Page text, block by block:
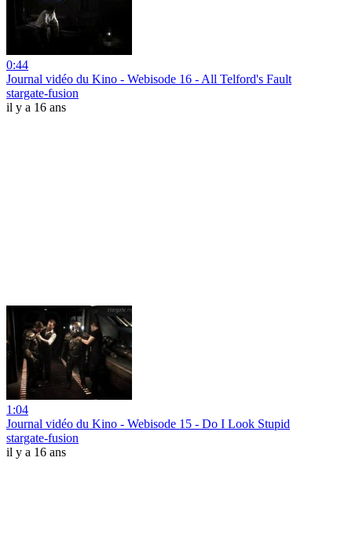
0:44
Journal vidéo du Kino - Webisode 16 - All Telford's Fault
stargate-fusion
il y a 16 ans
1:04
Journal vidéo du Kino - Webisode 15 - Do I Look Stupid
stargate-fusion
il y a 16 ans